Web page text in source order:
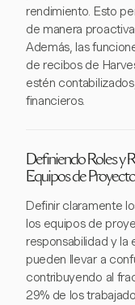
rendimiento. Esto
de manera
Además, las
de recibos de
estén
financieros.
Definiendo Roles y
Equipos de Proyecto
Definir claramente
los equipos de
responsabilidad y la
pueden llevar a
contribuyendo al
29% de los